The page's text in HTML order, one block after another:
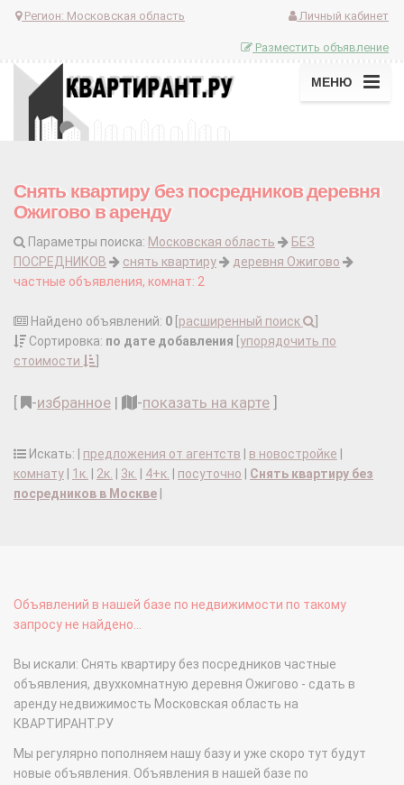
Регион: Московская область Личный кабинет
Разместить объявление
МЕНЮ
Снять квартиру без посредников деревня
Ожигово в аренду
Параметры поиска: Московская область
БЕЗ
ПОСРЕДНИКОВ
снять квартиру
деревня Ожигово
частные объявления, комнат: 2
Найдено объявлений: 0 расширенный поиск
Сортировка: по дате добавления упорядочить по
стоимости
-избранное | -показать на карте
Искать: | предложения от агентств в новостройке
комнату
1к. 2к. 3к. 4+к. посуточно
Снять квартиру без
посредников в Москве
Объявлений в нашей базе по недвижимости по такому
запросу не найдено...
Вы искали: Снять квартиру без посредников частные
объявления, двухкомнатную деревня Ожигово - сдать в
аренду недвижимость Московская область на
КВАРТИРАНТ.РУ
Мы регулярно пополняем нашу базу и уже скоро тут будут
новые объявления. Объявления в нашей базе по